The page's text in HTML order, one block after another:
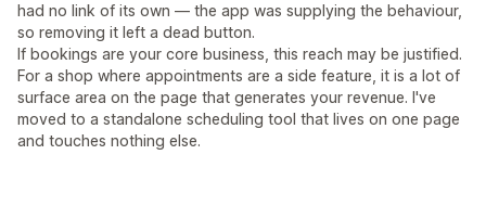
had no link of its own — the app was supplying the behaviour,
so removing it left a dead button.
If bookings are your core business, this reach may be justified.
For a shop where appointments are a side feature, it is a lot of
surface area on the page that generates your revenue. I've
moved to a standalone scheduling tool that lives on one page
and touches nothing else.